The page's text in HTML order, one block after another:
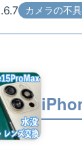
カメラの不